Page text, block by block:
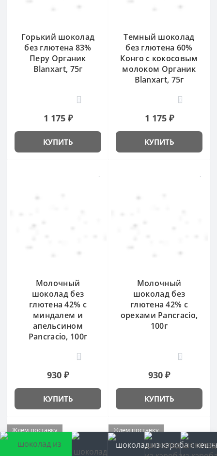
Горький шоколад
без глютена 83%
Перу Органик
Blanxart, 75г
1 175 ₽
КУПИТЬ
Темный шоколад
без глютена 60%
Конго с кокосовым
молоком Органик
Blanxart, 75г
1 175 ₽
КУПИТЬ
Молочный
шоколад без
глютена 42% с
миндалем и
апельсином
Pancracio, 100г
930 ₽
КУПИТЬ
Молочный
шоколад без
глютена 42% с
орехами Pancracio,
100г
930 ₽
КУПИТЬ
Ждем поставку Ждем поставку